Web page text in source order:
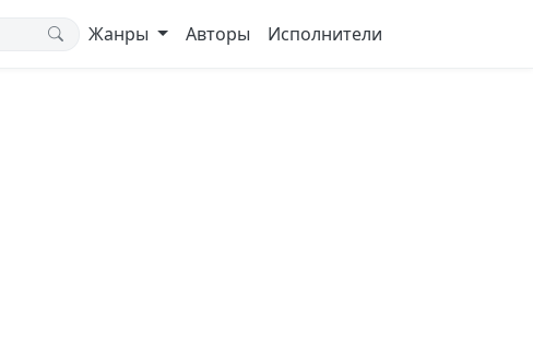
Жанры Авторы Исполнители